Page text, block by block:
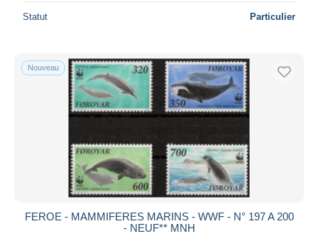
Statut Particulier
Nouveau
FEROE - MAMMIFERES MARINS - WWF - N° 197 A 200
- NEUF** MNH